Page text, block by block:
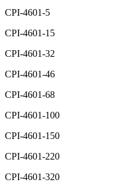
CPI-4601-5
CPI-4601-15
CPI-4601-32
CPI-4601-46
CPI-4601-68
CPI-4601-100
CPI-4601-150
CPI-4601-220
CPI-4601-320